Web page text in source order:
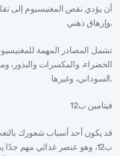
أن يؤدي نقص المغنيسيوم إلى
وإرهاق ذهني.
تشمل المصادر المهمة
الخضراء، والمكسرات والبذور،
السوداني، وغيرها.
فيتامين ب12
قد يكون أحد أسباب شعورك
ب12، وهو عنصر غذائي مهم جدًا